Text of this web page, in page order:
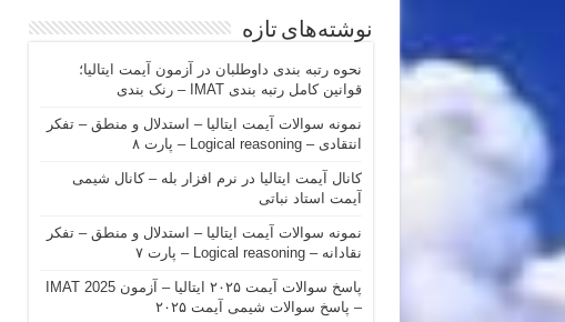
نوشته‌های تازه
نحوه رتبه بندی داوطلبان در آزمون آیمت ایتالیا؛
قوانین کامل رتبه بندی IMAT – رنک بندی
نمونه سوالات آیمت ایتالیا – استدلال و منطق – تفکر
انتقادی – Logical reasoning – پارت ۸
کانال آیمت ایتالیا در نرم افزار بله – کانال شیمی
آیمت استاد نباتی
نمونه سوالات آیمت ایتالیا – استدلال و منطق – تفکر
نقادانه – Logical reasoning – پارت ۷
پاسخ سوالات آیمت ۲۰۲۵ ایتالیا – آزمون IMAT 2025
– پاسخ سوالات شیمی آیمت ۲۰۲۵